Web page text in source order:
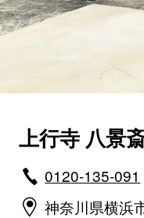
上行寺 八景
0120-135-091
神奈川県横浜